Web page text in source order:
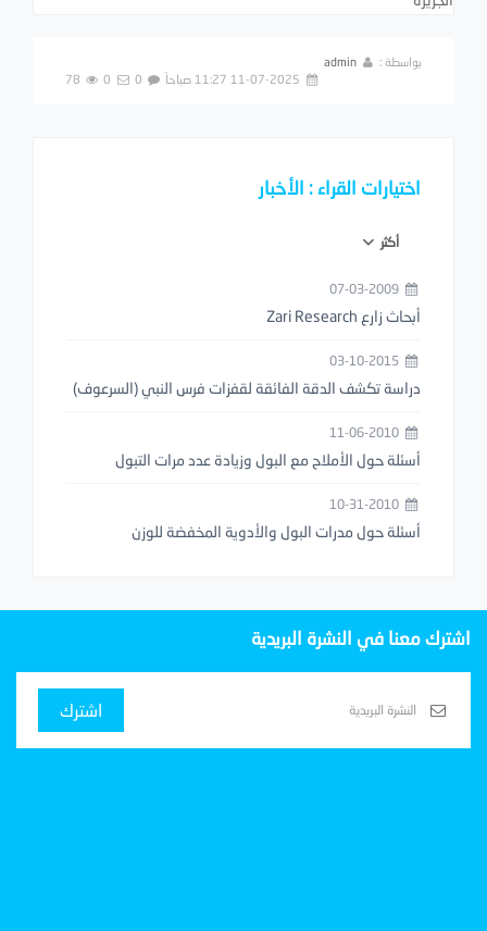
بواسطة :
admin
اختيارات القراء : الأخبار
أكثر
أبحاث زارع Zari Research
دراسة تكشف الدقة الفائقة لقفزات فرس النبي (السرعوف)
أسئلة حول الأملاح مع البول وزيادة عدد مرات التبول
أسئلة حول مدرات البول والأدوية المخفضة للوزن
اشترك معنا في النشرة البريدية
اشترك